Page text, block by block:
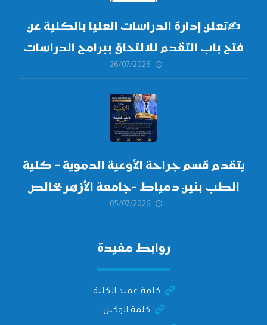
✍تعلن إدارة الدراسات العليا بالكلية عن
فتح باب التقدم للالتحاق ببرامج الدراسات
العليا لدورة
أكتوبر 2026،
26/07/2026
يتقدم قسم جراحة الأوعية الدموية – كلية
الطب بنين دمياط -جامعة الأزهر بخالص
التهنئة وأصدق الأمنيات إلى الأستاذ
05/07/2026
روابط مفيدة
كلمة عميد الكلية
كلمة الوكيل